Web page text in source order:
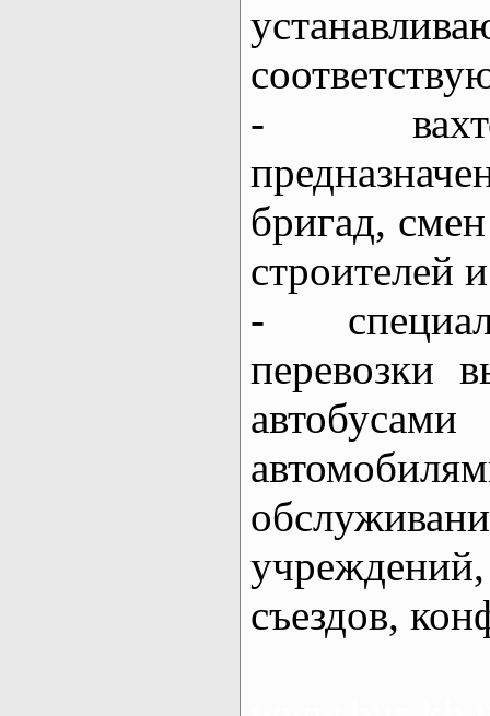
-
бригад,
строителей
-
перевозки
съездов,